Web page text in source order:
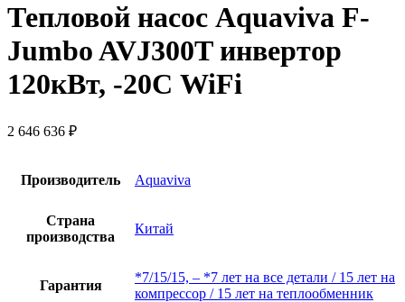
Тепловой насос Aquaviva F-
Jumbo AVJ300T инвертор
120кВт, -20С WiFi
2 646 636 ₽
Производитель Aquaviva
Страна
производства
Китай
Гарантия
*7/15/15, – *7 лет на все детали / 15 лет на
компрессор / 15 лет на теплообменник